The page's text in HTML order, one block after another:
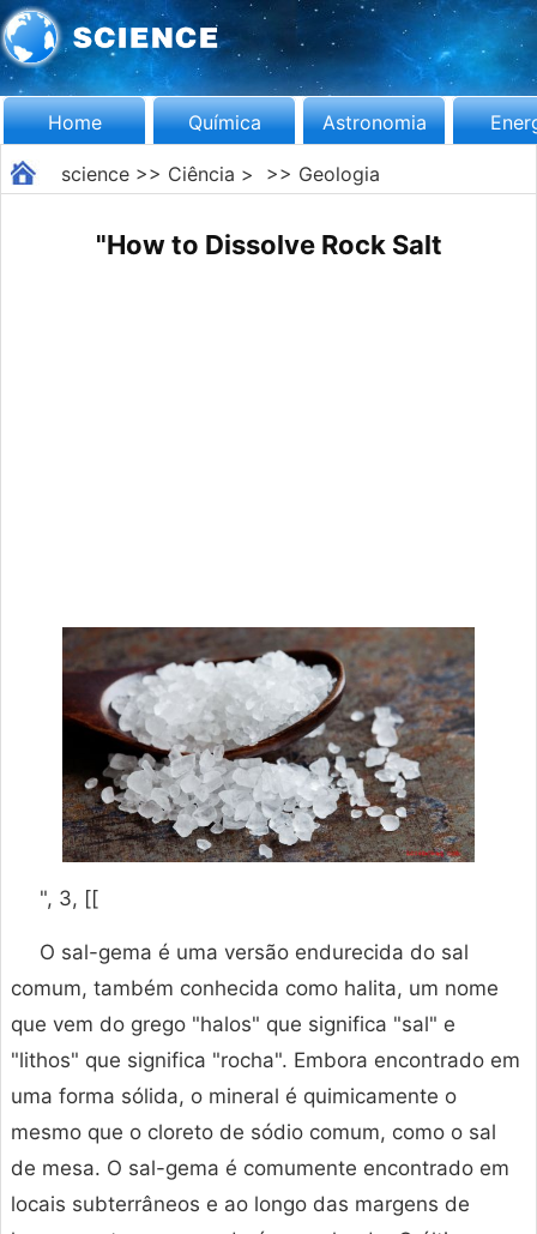
Home Química Astronomia
science>> Ciência > >> Geologia
"How to Dissolve Rock Salt
", 3, [[
O sal-gema é uma versão endurecida do sal
comum, também conhecida como halita, um nome
que vem do grego "halos" que significa "sal" e
"lithos" que significa "rocha". Embora encontrado em
uma forma sólida, o mineral é quimicamente o
mesmo que o cloreto de sódio comum, como o sal
de mesa. O sal-gema é comumente encontrado em
locais subterrâneos e ao longo das margens de